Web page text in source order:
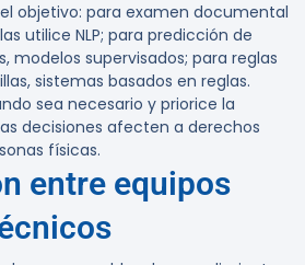
objetivo: para examen documental
utilice NLP; para predicción de
modelos supervisados; para reglas
sistemas basados en reglas.
sea necesario y priorice la
decisiones afecten a derechos
físicas.
entre equipos